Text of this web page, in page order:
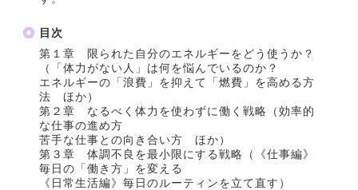
目次
第１章 限られた自分のエネルギーをどう使うか？
（「体力がない人」は何を悩んでいるのか？
エネルギーの「浪費」を抑えて「燃費」を高める方
法 ほか）
第２章 なるべく体力を使わずに働く戦略（効率的
な仕事の進め方
苦手な仕事との向き合い方 ほか）
第３章 体調不良を最小限にする戦略（《仕事編》
毎日の「働き方」を変える
《日常生活編》毎日のルーティンを立て直す）